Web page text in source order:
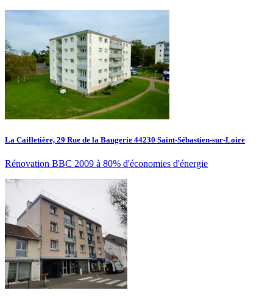
La Cailletière, 29 Rue de la Baugerie 44230 Saint-Sébastien-sur-Loire
Rénovation BBC 2009 à 80% d'économies d'énergie